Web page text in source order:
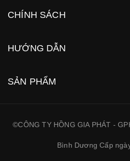
CHÍNH SÁCH
HƯỚNG DẪN
SẢN PHẨM
©CÔNG TY HỒNG GIA PHÁT -
Bình Dương Cấp